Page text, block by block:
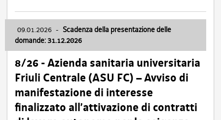
09.01.2026 - Scadenza della presentazione delle
domande: 31.12.2026
8/26 - Azienda sanitaria universitaria
Friuli Centrale (ASU FC) – Avviso di
manifestazione di interesse
finalizzato all’attivazione di contratti